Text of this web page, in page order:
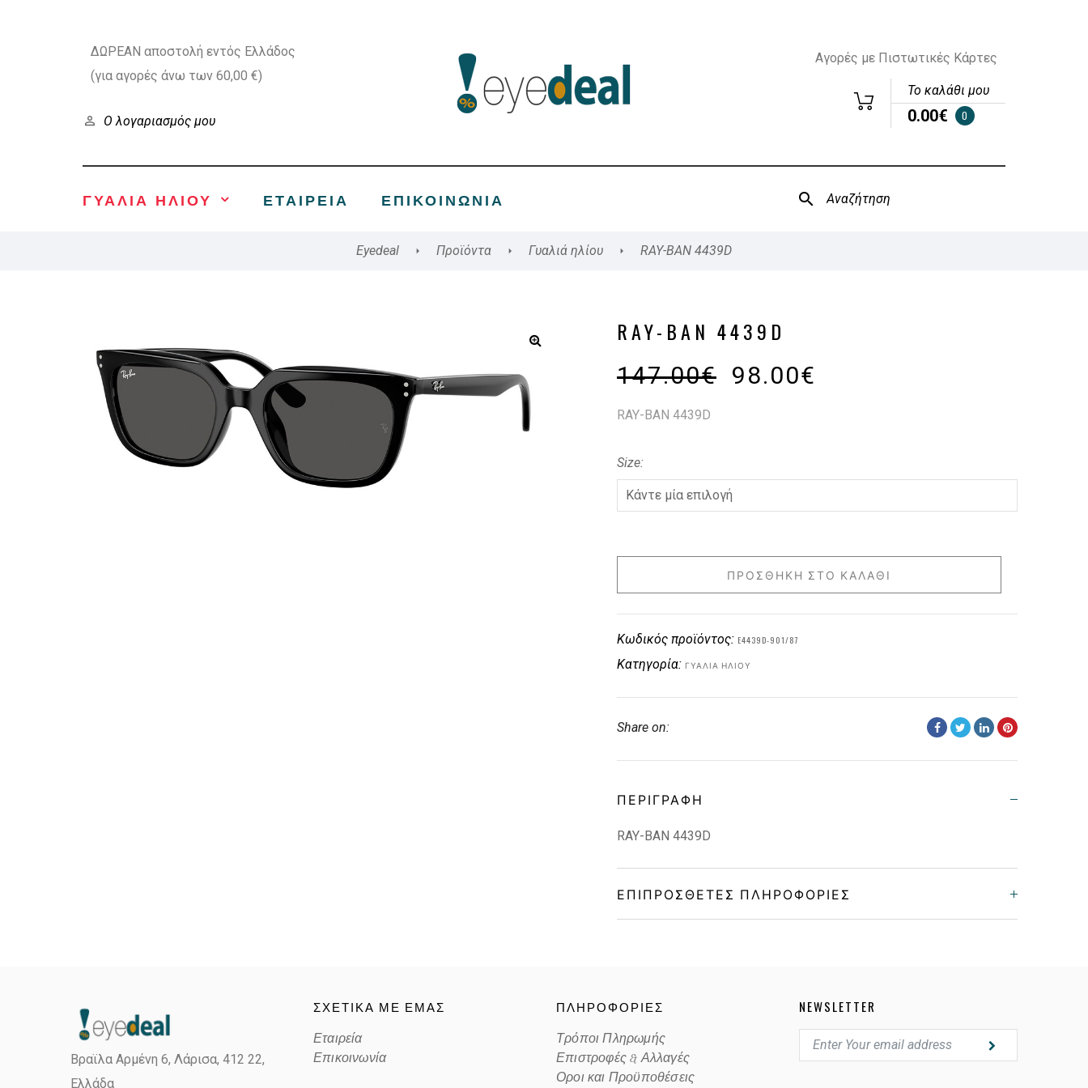
ΔΩΡΕΑΝ αποστολή εντός Ελλάδος
(για αγορές άνω των 60,00 €)
Ο λογαριασμός μου
Αγορές με Πιστωτικές Κάρτες
Το καλάθι μου
0.00€ 0
ΓΥΑΛΙΑ ΗΛΙΟΥ ΕΤΑΙΡΕΊΑ ΕΠΙΚΟΙΝΩΝΊΑ
Eyedeal Προϊόντα Γυαλιά ηλίου RAY-BAN 4439D
RAY-BAN 4439D
147.00€ 98.00€
RAY-BAN 4439D
Size
ΠΡΟΣΘΉΚΗ ΣΤΟ ΚΑΛΆΘΙ
Κωδικός προϊόντος: E4439D-901/87
Κατηγορία: ΓΥΑΛΙΆ ΗΛΊΟΥ
Share on:
ΠΕΡΙΓΡΑΦΉ
RAY-BAN 4439D
ΕΠΙΠΡΌΣΘΕΤΕΣ ΠΛΗΡΟΦΟΡΊΕΣ
Lens Color
Βραϊλα Αρμένη 6, Λάρισα, 412 22,
Ελλάδα
ΣΧΕΤΙΚΑ ΜΕ ΕΜΑΣ
Εταιρεία
Επικοινωνία
ΠΛΗΡΟΦΟΡΙΕΣ
Τρόποι Πληρωμής
Επιστροφές & Αλλαγές
Οροι και Προϋποθέσεις
NEWSLETTER